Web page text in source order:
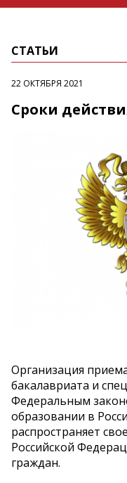
СТАТЬИ
22 ОКТЯБРЯ 2021
Сроки
Организация
бакалавриата и
Федеральным
образовании в
распространяет
Российской
граждан.